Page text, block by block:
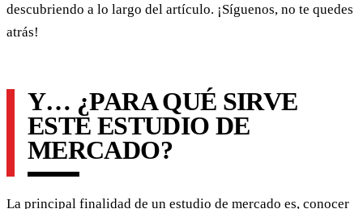
descubriendo a lo largo del artículo. ¡Síguenos, no te quedes
atrás!
Y… ¿PARA QUÉ SIRVE
ESTE ESTUDIO DE
MERCADO?
La principal finalidad de un estudio de mercado es, conocer